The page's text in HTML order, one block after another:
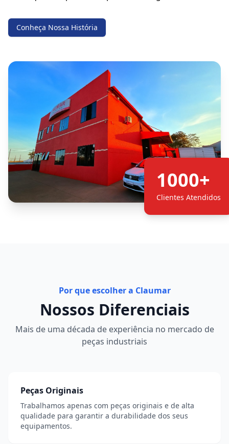
1000+
Clientes Atendidos
Conheça Nossa História
Por que escolher a Claumar
Nossos Diferenciais
Mais de uma década de experiência no mercado de
peças industriais
Peças Originais
Trabalhamos apenas com peças originais e de alta
qualidade para garantir a durabilidade dos seus
equipamentos.